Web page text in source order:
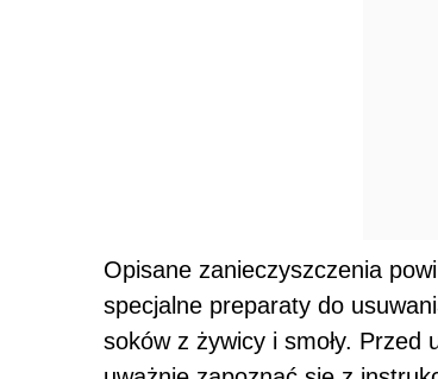
Opisane zanieczyszczenia
specjalne preparaty do
soków z żywicy i smoły.